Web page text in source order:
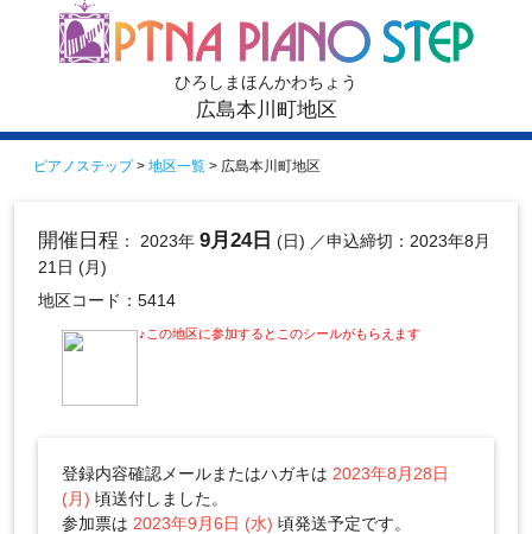
ひろしまほんかわちょう
広島本川町地区
ピアノステップ> 地区一覧 > 広島本川町地区
開催日程 ： 2023年 9月24日 (日) ／申込締切：2023年8月
21日 (月)
地区コード：5414
♪この地区に参加するとこのシールがもらえます
登録内容確認メールまたはハガキは 2023年8月28日
(月) 頃送付しました。
参加票は 2023年9月6日 (水) 頃発送予定です。